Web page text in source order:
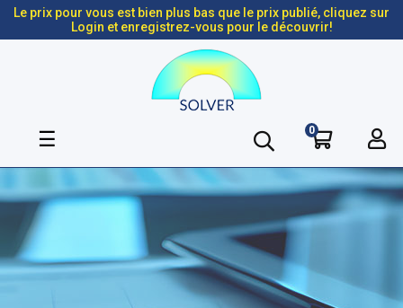
Le prix pour vous est bien plus bas que le prix publié, cliquez sur
Login et enregistrez-vous pour le découvrir!
Basculer
navigation
☰ 0